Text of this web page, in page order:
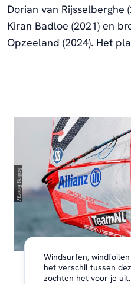
Dorian van Rijsselberghe
Kiran Badloe (2021) en
Opzeeland (2024). Het
Windsurfen,
het verschil tussen
zochten het voor je uit.